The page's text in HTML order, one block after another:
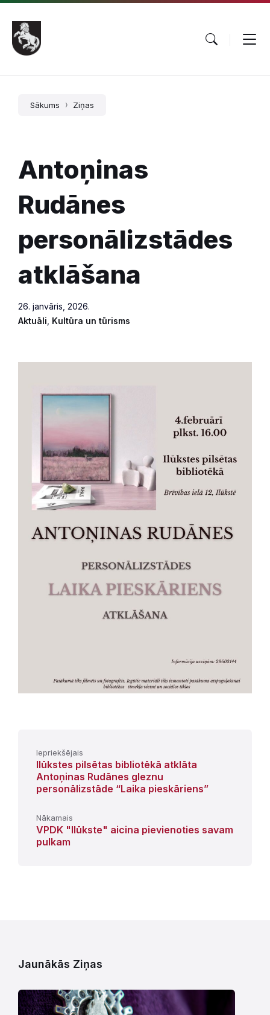
Pāriet
saturu
Skip
main
navigation
Skip
footer
Sākums Ziņas
Antoņinas
Rudānes
personālizstādes
atklāšana
26. janvāris, 2026.
Aktuāli Kultūra un tūrisms
Iepriekšējais
Ilūkstes pilsētas bibliotēkā atklāta
Antoņinas Rudānes gleznu
personālizstāde “Laika pieskāriens”
Nākamais
VPDK "Ilūkste" aicina pievienoties savam
pulkam
Jaunākās Ziņas